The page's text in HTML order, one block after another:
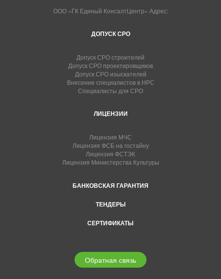
ООО «ГК Единый КонсалтЦентр» Адрес:
ДОПУСК СРО
Допуск СРО строителей
Допуск СРО проектировщиков
Допуск СРО изыскателей
Внесение специалистов в НРС
Специалисты для СРО
ЛИЦЕНЗИИ
Лицензия МЧС
Лицензия ФСБ на гостайну
Лицензия ФСТЭК
Лицензия Министерства Культуры
БАНКОВСКАЯ ГАРАНТИЯ
ТЕНДЕРЫ
СЕРТИФИКАТЫ
Обратная связь